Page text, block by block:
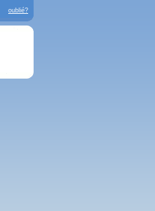
oublié?